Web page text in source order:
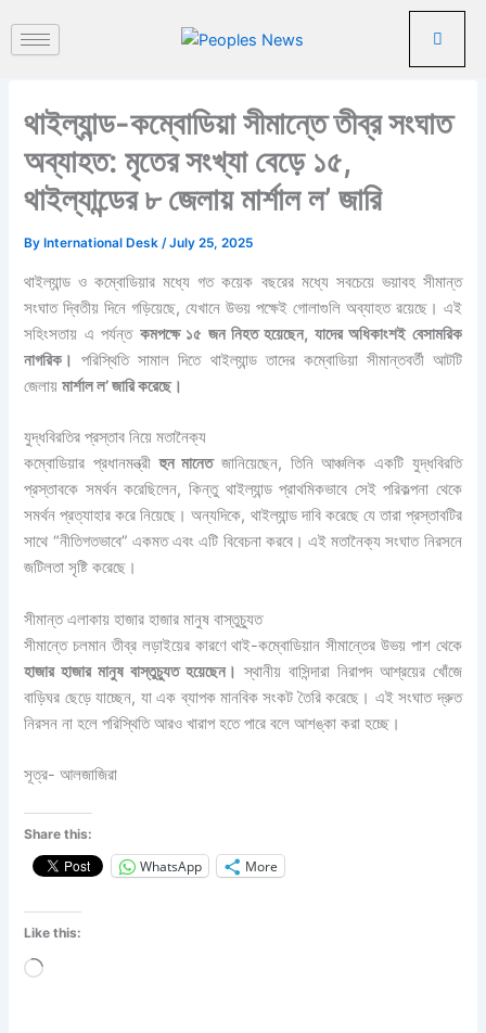
থাইল্যান্ড-কম্বোডিয়া সীমান্তে তীব্র সংঘাত
অব্যাহত: মৃতের সংখ্যা বেড়ে ১৫,
থাইল্যান্ডের ৮ জেলায় মার্শাল ল’ জারি
By International Desk/July 25, 2025
থাইল্যান্ড ও কম্বোডিয়ার মধ্যে গত কয়েক বছরের মধ্যে সবচেয়ে ভয়াবহ সীমান্ত
সংঘাত দ্বিতীয় দিনে গড়িয়েছে, যেখানে উভয় পক্ষেই গোলাগুলি অব্যাহত রয়েছে। এই
সহিংসতায় এ পর্যন্ত কমপক্ষে ১৫ জন নিহত হয়েছেন, যাদের অধিকাংশই বেসামরিক
নাগরিক।
পরিস্থিতি সামাল দিতে থাইল্যান্ড তাদের কম্বোডিয়া সীমান্তবর্তী আটটি
জেলায়মার্শাল ল’ জারি করেছে।
যুদ্ধবিরতির প্রস্তাব নিয়ে মতানৈক্য
কম্বোডিয়ার প্রধানমন্ত্রীহুন মানেতজানিয়েছেন, তিনি আঞ্চলিক একটি যুদ্ধবিরতি
প্রস্তাবকে সমর্থন করেছিলেন, কিন্তু থাইল্যান্ড প্রাথমিকভাবে সেই পরিকল্পনা থেকে
সমর্থন প্রত্যাহার করে নিয়েছে। অন্যদিকে, থাইল্যান্ড দাবি করেছে যে তারা প্রস্তাবটির
সাথে “নীতিগতভাবে” একমত এবং এটি বিবেচনা করবে। এই মতানৈক্য সংঘাত নিরসনে
জটিলতা সৃষ্টি করেছে।
সীমান্ত এলাকায় হাজার হাজার মানুষ বাস্তুচ্যুত
সীমান্তে চলমান তীব্র লড়াইয়ের কারণে থাই-কম্বোডিয়ান সীমান্তের উভয় পাশ থেকে
হাজার হাজার মানুষ বাস্তুচ্যুত হয়েছেন। স্থানীয় বাসিন্দারা নিরাপদ আশ্রয়ের খোঁজে
বাড়িঘর ছেড়ে যাচ্ছেন, যা এক ব্যাপক মানবিক সংকট তৈরি করেছে। এই সংঘাত দ্রুত
নিরসন না হলে পরিস্থিতি আরও খারাপ হতে পারে বলে আশঙ্কা করা হচ্ছে।
সূত্র- আলজাজিরা
Share this:
WhatsApp More
Like this:
Loading…
রা
ত
ব